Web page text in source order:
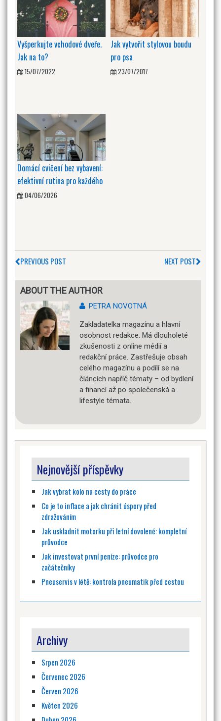
Vyšperkujte vchodové dveře.
Jak na to?
15/07/2022
Jak vytvořit stylovou boudu
pro psa
23/07/2017
Domácí cvičení bez vybavení:
efektivní rutina pro každého
04/06/2026
PREVIOUS POST NEXT POST
ABOUT THE AUTHOR
PETRA NOVOTNÁ
Zakladatelka magazínu a hlavní
osobnost redakce. Má dlouholeté
zkušenosti z online médií a
redakční práce. Zastřešuje obsah
celého magazínu a podílí se na
článcích napříč tématy – od bydlení
a financí až po společenská a
lifestyle témata.
Nejnovější příspěvky
Jak vybrat kolo na cesty do práce
Co je to inflace a jak chránit úspory před
zdražováním
Jak uskladnit motorku při letní dovolené: kompletní
průvodce
Jak investovat první peníze: průvodce pro
začátečníky
Pneuservis v létě: kontrola pneumatik před cestou
Archivy
Srpen 2026
Červenec 2026
Červen 2026
Květen 2026